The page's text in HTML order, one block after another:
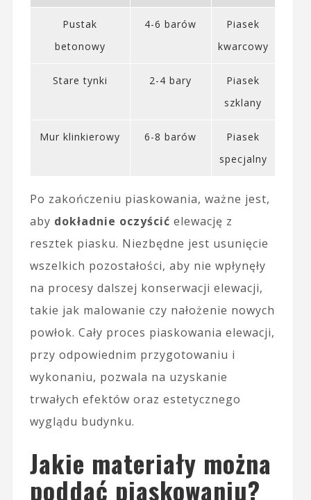
Pustak
betonowy
4-6 barów
Piasek
kwarcowy
Stare tynki 2-4 bary
Piasek
szklany
Mur klinkierowy 6-8 barów
Piasek
specjalny
Po zakończeniu piaskowania, ważne jest,
aby dokładnie oczyścić elewację z
resztek piasku. Niezbędne jest usunięcie
wszelkich pozostałości, aby nie wpłynęły
na procesy dalszej konserwacji elewacji,
takie jak malowanie czy nałożenie nowych
powłok. Cały proces piaskowania elewacji,
przy odpowiednim przygotowaniu i
wykonaniu, pozwala na uzyskanie
trwałych efektów oraz estetycznego
wyglądu budynku.
Jakie materiały można
poddać piaskowaniu?